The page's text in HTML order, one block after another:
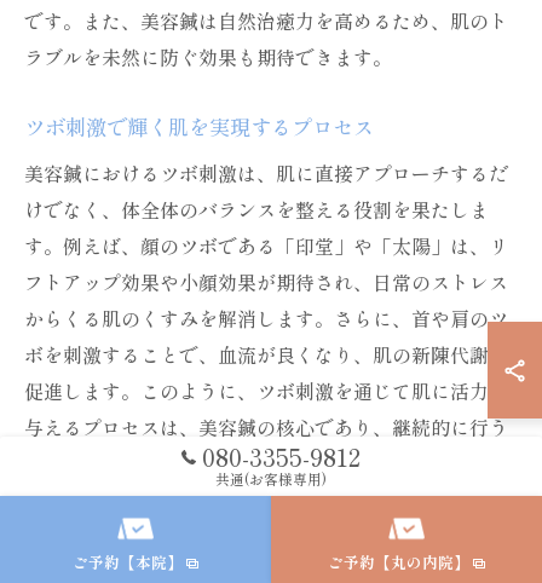
です。また、美容鍼は自然治癒力を高めるため、肌のト
ラブルを未然に防ぐ効果も期待できます。
ツボ刺激で輝く肌を実現するプロセス
美容鍼におけるツボ刺激は、肌に直接アプローチするだ
けでなく、体全体のバランスを整える役割を果たしま
す。例えば、顔のツボである「印堂」や「太陽」は、リ
フトアップ効果や小顔効果が期待され、日常のストレス
からくる肌のくすみを解消します。さらに、首や肩のツ
ボを刺激することで、血流が良くなり、肌の新陳代謝を
促進します。このように、ツボ刺激を通じて肌に活力を
与えるプロセスは、美容鍼の核心であり、継続的に行う
ことでその効果がより実感できます。
健康と美を両立する美容鍼の役割
080-3355-9812
共通(お客様専用)
ご予約【本院】 ご予約【丸の内院】